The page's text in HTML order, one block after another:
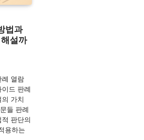
법과
설까
례 열람
드 판례
가치
들 판례
판단의
용하는